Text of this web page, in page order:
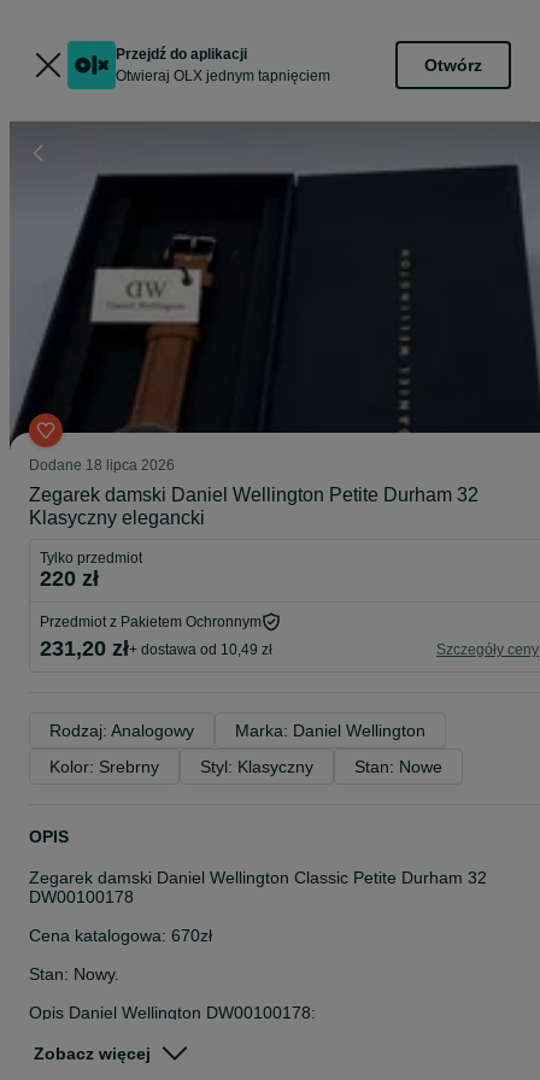
Przejdź do aplikacji
Otwieraj OLX jednym tapnięciem
Otwórz
Dodane 18 lipca 2026
Zegarek damski Daniel Wellington Petite Durham 32
Klasyczny elegancki
Tylko przedmiot
220 zł
Przedmiot z Pakietem Ochronnym
231,20 zł+ dostawa od 10,49 zł Szczegóły ceny
Rodzaj: Analogowy
Marka: Daniel Wellington
Kolor: Srebrny
Styl: Klasyczny Stan: Nowe
OPIS
Zegarek damski Daniel Wellington Classic Petite Durham 32
DW00100178
Cena katalogowa: 670zł
Stan: Nowy.
Opis Daniel Wellington DW00100178:
Zegarek Daniel Wellington Classic Petite Durham DW00100178 to
Zobacz więcej